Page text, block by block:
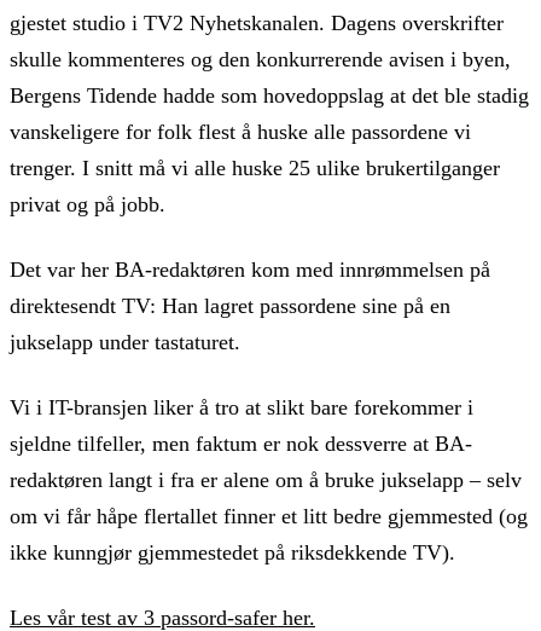
gjestet studio i TV2 Nyhetskanalen. Dagens overskrifter
skulle kommenteres og den konkurrerende avisen i byen,
Bergens Tidende hadde som hovedoppslag at det ble stadig
vanskeligere for folk flest å huske alle passordene vi
trenger. I snitt må vi alle huske 25 ulike brukertilganger
privat og på jobb.
Det var her BA-redaktøren kom med innrømmelsen på
direktesendt TV: Han lagret passordene sine på en
jukselapp under tastaturet.
Vi i IT-bransjen liker å tro at slikt bare forekommer i
sjeldne tilfeller, men faktum er nok dessverre at BA-
redaktøren langt i fra er alene om å bruke jukselapp – selv
om vi får håpe flertallet finner et litt bedre gjemmested (og
ikke kunngjør gjemmestedet på riksdekkende TV).
Les vår test av 3 passord-safer her.